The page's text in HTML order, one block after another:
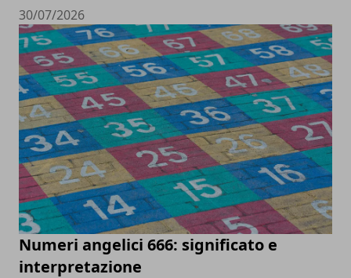
30/07/2026
Numeri angelici 666: significato e
interpretazione